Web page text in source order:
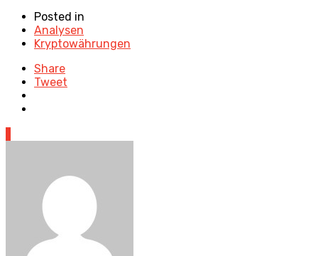
Posted in
Analysen
Kryptowährungen
Share
Tweet